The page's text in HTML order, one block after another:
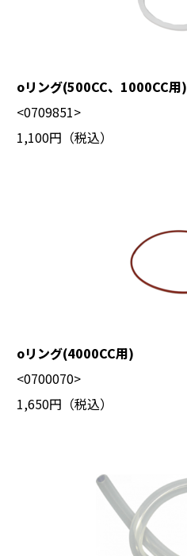
oリング(500CC、1000CC用)
<0709851>
1,100円（税込）
oリング(4000CC用)
<0700070>
1,650円（税込）